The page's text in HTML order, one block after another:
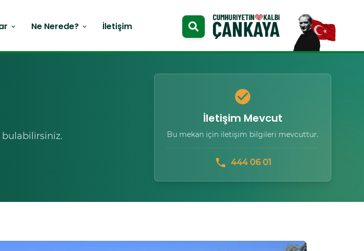
expand_more Ne Nerede? expand_more İletişim
check_circle
İletişim Mevcut
Bu mekan için iletişim bilgileri mevcuttur.
phone 444 06 01